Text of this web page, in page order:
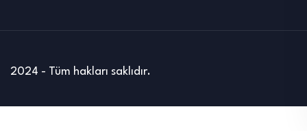
2024 - Tüm hakları saklıdır.